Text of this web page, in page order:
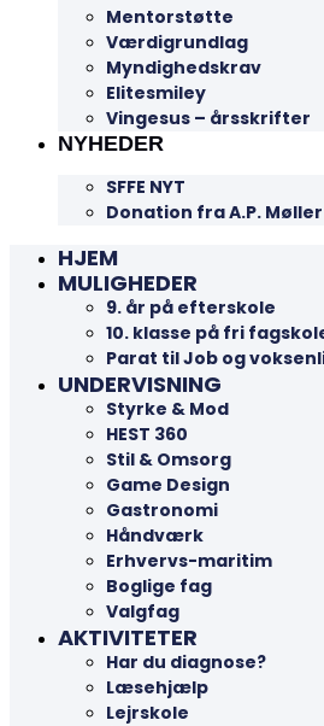
Mentorstøtte
Værdigrundlag
Myndighedskrav
Elitesmiley
Vingesus – årsskrifter
NYHEDER
SFFE NYT
Donation fra A.P. Møller
HJEM
MULIGHEDER
9. år på efterskole
10. klasse på fri
Parat til Job og
UNDERVISNING
Styrke & Mod
HEST 360
Stil & Omsorg
Game Design
Gastronomi
Håndværk
Erhvervs-maritim
Boglige fag
Valgfag
AKTIVITETER
Har du diagnose?
Læsehjælp
Lejrskole